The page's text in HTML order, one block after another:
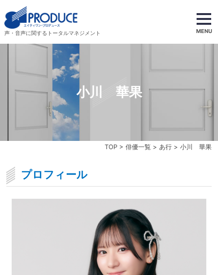
声・音声に関するトータルマネジメント MENU
TOP> 俳優一覧 > あ行> 小川 華果
小川 華果
プロフィール